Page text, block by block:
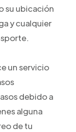
su ubicación
y cualquier
un servicio
debido a
alguna
de tu